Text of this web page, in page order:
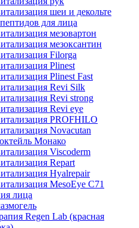
шеи и декольте
для лица
мезовартон
мезоксантин
Filorga
Plinest
Plinest Fast
Revi Silk
Revi strong
Revi eye
PROFHILO
Novacutan
Монако
Viscoderm
Repart
Hyalrepair
MesoEye C71
лица
Regen Lab (красная